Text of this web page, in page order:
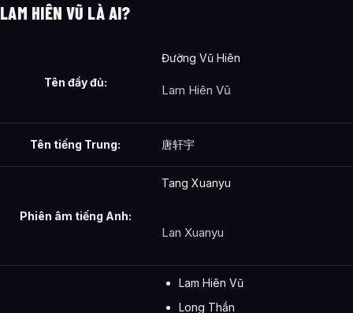
LAM HIÊN VŨ LÀ AI?
Tên đầy đủ:
Đường Vũ Hiên
Lam Hiên Vũ
Tên tiếng Trung: 唐轩宇
Phiên âm tiếng Anh:
Tang Xuanyu
Lan Xuanyu
Lam Hiên Vũ
Long Thần